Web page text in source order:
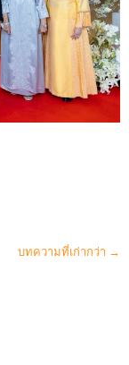
บทความที่เก่ากว่า →